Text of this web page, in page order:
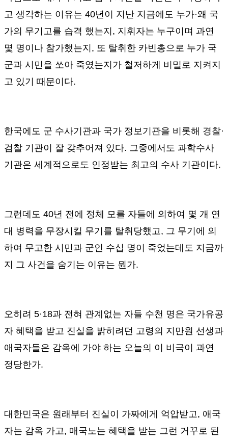
고 생각하는 이유는 40년이 지난 지금에도 누가·왜 국
가의 무기고를 습격 했는지 , 지휘자는 누구이며 과연
몇 명이나 참가했는지 , 또 탈취한 카빈총으로 누가 국
군과 시민을 쏘아 죽였는지가 철저하게 비밀로 지켜지
고 있기 때문이다.
한국에도 군 수사기관과 국가 정보기관을 비롯해 경찰·
검찰 기관이 잘 갖추어져 있다. 그중에서도 과학수사
기관은 세계적으로도 인정받는 최고의 수사 기관이다.
그런데도 40년 전에 정체 모를 자들에 의하여 몇 개 연
대 병력을 무장시킬 무기를 탈취당했고, 그 무기에 의
하여 무고한 시민과 군인 수십 명이 죽었는데도 지금까
지 그 사건을 숨기는 이유는 뭔가.
오히려 5·18과 전혀 관계없는 자들 수천 명은 국가유공
자 혜택을 받고 진실을 밝히려던 고령의 지만원 선생과
애국자들은 감옥에 가야 하는 오늘의 이 비극이 과연
정당한가.
대한민국은 원래부터 진실이 가짜에게 억압받고, 애국
자는 감옥 가고, 매국노는 혜택을 받는 그런 거꾸로 된